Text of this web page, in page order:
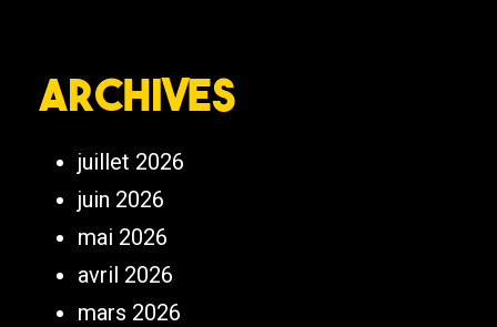
Archives
juillet 2026
juin 2026
mai 2026
avril 2026
mars 2026